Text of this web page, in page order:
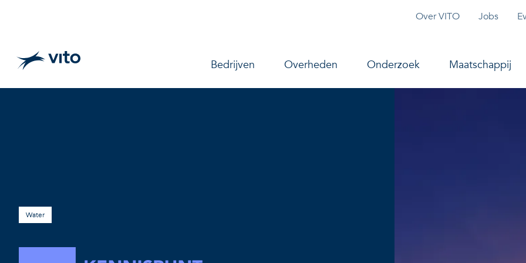
Topmenu
Over VITO Jobs
Bedrijven Overheden Onderzoek Maatschappij
Water